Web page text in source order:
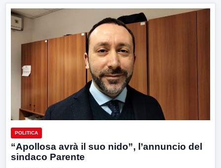
POLITICA
“Apollosa avrà il suo nido”, l’annuncio del
sindaco Parente